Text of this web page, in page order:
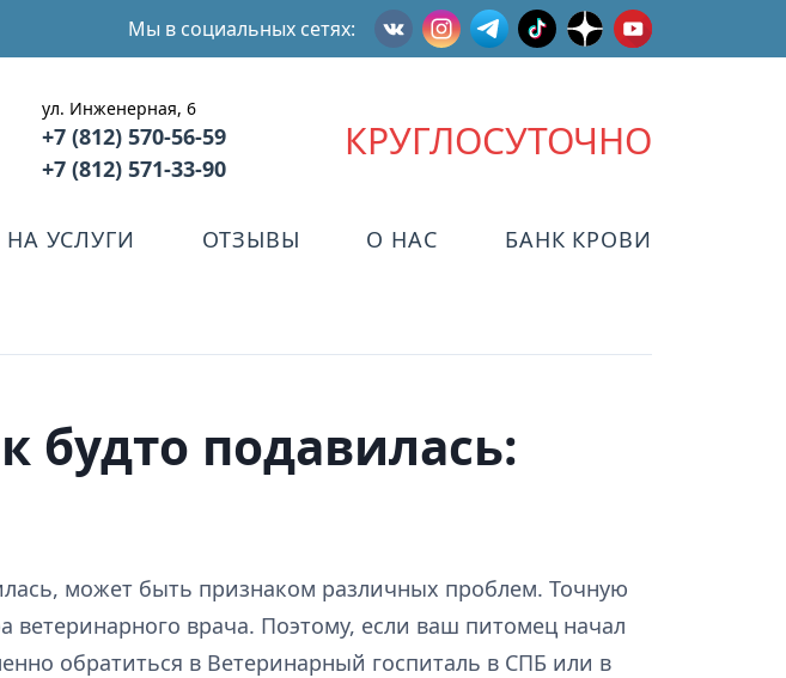
Мы в социальных сетях:
ул. Инженерная, 6
+7 (812) 570-56-59
+7 (812) 571-33-90
КРУГЛОСУТОЧНО
УСЛУГИ ОТЗЫВЫ О НАС БАНК КРОВИ
будто подавилась:
может быть признаком различных проблем. Точную
ветеринарного врача. Поэтому, если ваш питомец начал
обратиться в Ветеринарный госпиталь в СПБ или в